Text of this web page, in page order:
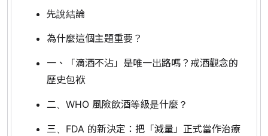
先說結論
為什麼這個主題重要？
一、「滴酒不沾」是唯一出路嗎？戒酒觀念的
歷史包袱
二、WHO 風險飲酒等級是什麼？
三、FDA 的新決定：把「減量」正式當作治療